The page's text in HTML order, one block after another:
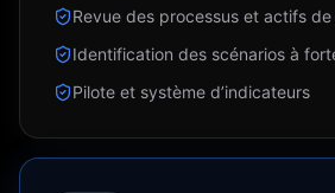
Revue des processus et actifs
Identification des scénarios à
Pilote et système d’indicateurs